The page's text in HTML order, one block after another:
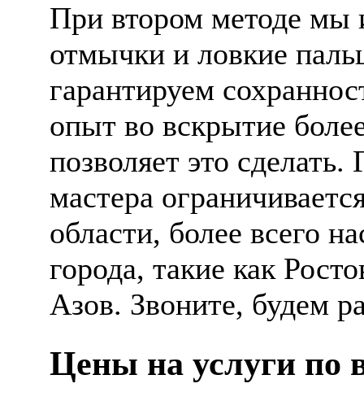
При втором методе мы
отмычки и ловкие
гарантируем
опыт во вскрытие
позволяет это
мастера
области, более всего
города, такие как
Азов. Звоните, будем
Цены на услуги по